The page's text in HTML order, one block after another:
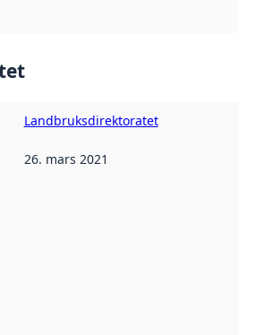
Landbruksdirektoratet
ble
26. mars 2021